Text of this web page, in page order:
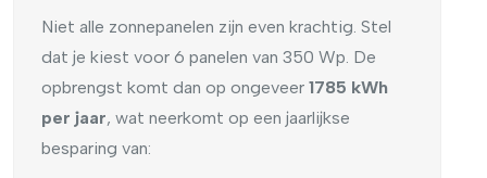
Niet alle zonnepanelen zijn even krachtig. Stel
dat je kiest voor 6 panelen van 350 Wp. De
opbrengst komt dan op ongeveer 1785 kWh
per jaar, wat neerkomt op een jaarlijkse
besparing van: